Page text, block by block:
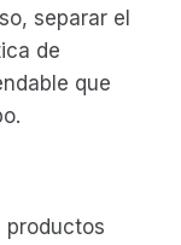
separar el
de
que
productos